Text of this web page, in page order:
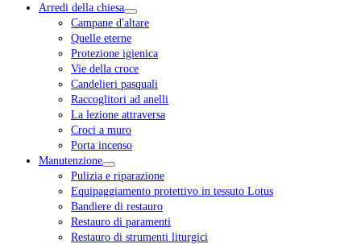
Arredi della chiesa
Campane d'altare
Quelle eterne
Protezione igienica
Vie della croce
Candelieri pasquali
Raccoglitori ad anelli
La lezione attraversa
Croci a muro
Porta incenso
Manutenzione
Pulizia e riparazione
Equipaggiamento protettivo in tessuto Lotus
Bandiere di restauro
Restauro di paramenti
Restauro di strumenti liturgici